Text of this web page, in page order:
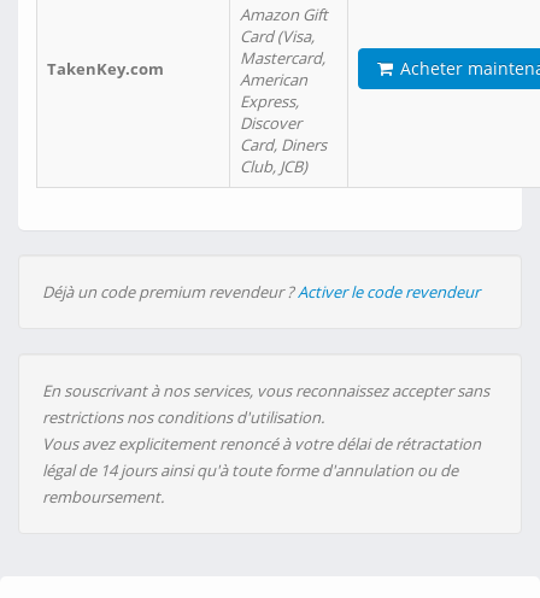
TakenKey.com
Amazon Gift
Card (Visa,
Mastercard,
American
Express,
Discover
Card, Diners
Club, JCB)
Acheter
Déjà un code premium revendeur ?Activer le code revendeur
En souscrivant à nos services, vous reconnaissez accepter sans
restrictions nos conditions d'utilisation.
Vous avez explicitement renoncé à votre délai de rétractation
légal de 14 jours ainsi qu'à toute forme d'annulation ou de
remboursement.